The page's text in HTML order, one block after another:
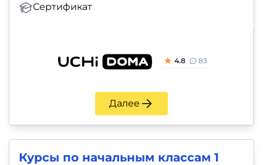
Сертификат
4.8 83
Далее
Курсы по начальным классам 1